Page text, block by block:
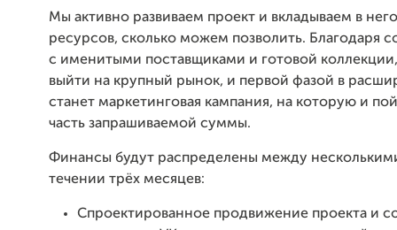
Мы активно развиваем проект и вкладываем в
ресурсов, сколько можем позволить. Благодаря
с именитыми поставщиками и готовой
выйти на крупный рынок, и первой фазой в
станет маркетинговая кампания, на которую и
часть запрашиваемой суммы.
Финансы будут распределены между
течении трёх месяцев:
Спроектированное продвижение проекта и